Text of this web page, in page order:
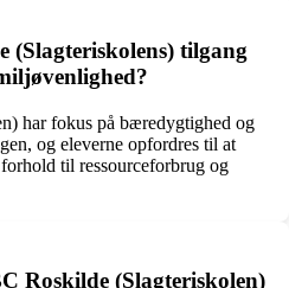
(Slagteriskolens) tilgang
har fokus på bæredygtighed og
og eleverne opfordres til at
til ressourceforbrug og
Roskilde (Slagteriskolen)